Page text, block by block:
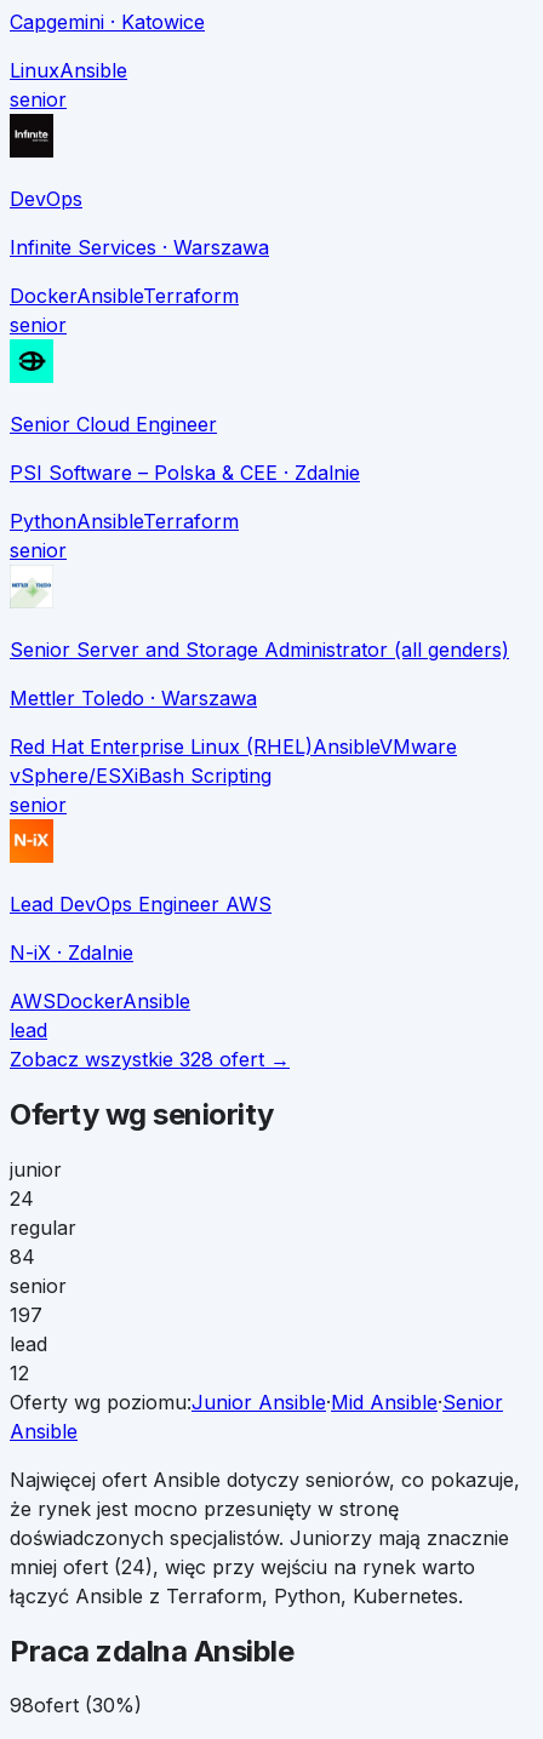
Capgemini · Katowice
LinuxAnsible
senior
DevOps
Infinite Services · Warszawa
DockerAnsibleTerraform
senior
Senior Cloud Engineer
PSI Software – Polska & CEE · Zdalnie
PythonAnsibleTerraform
senior
Senior Server and Storage Administrator (all genders)
Mettler Toledo · Warszawa
Red Hat Enterprise Linux (RHEL)AnsibleVMware
vSphere/ESXiBash Scripting
senior
Lead DevOps Engineer AWS
N-iX · Zdalnie
AWSDockerAnsible
lead
Zobacz wszystkie 328 ofert →
Oferty wg seniority
junior
24
regular
84
senior
197
lead
12
Oferty wg poziomu:Junior Ansible·Mid Ansible·Senior
Ansible
Najwięcej ofert Ansible dotyczy seniorów, co pokazuje,
że rynek jest mocno przesunięty w stronę
doświadczonych specjalistów. Juniorzy mają znacznie
mniej ofert (24), więc przy wejściu na rynek warto
łączyć Ansible z Terraform, Python, Kubernetes.
Praca zdalna Ansible
98ofert (30%)